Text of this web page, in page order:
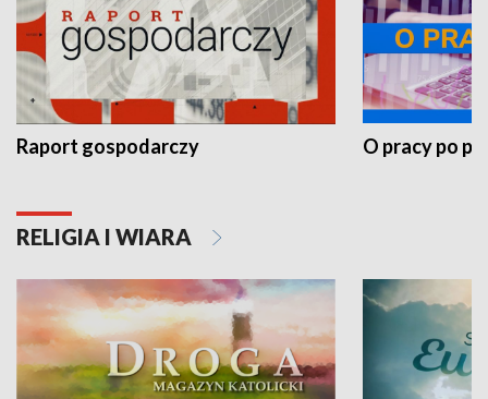
Raport gospodarczy O pracy po
RELIGIA I WIARA